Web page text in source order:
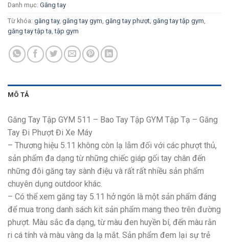
Danh mục: Găng tay
Từ khóa: găng tay, găng tay gym găng tay phượt găng tay tập gym
găng tay tập tạ ,tập gym
MÔ TẢ
Găng Tay Tập GYM 511 – Bao Tay Tập GYM Tập Tạ – Găng
Tay Đi Phượt Đi Xe Máy
– Thương hiệu 5.11 không còn lạ lẫm đối với các phượt thủ,
sản phẩm đa dạng từ những chiếc giáp gối tay chân đến
những đôi găng tay sành điệu và rất rất nhiều sản phẩm
chuyên dụng outdoor khác.
– Có thể xem găng tay 5.11 hở ngón là một sản phẩm đáng
để mua trong danh sách kit sản phẩm mang theo trên đường
phượt. Màu sắc đa dạng, từ màu đen huyền bí, đến màu rằn
ri cá tính và màu vàng da lạ mắt. Sản phẩm đem lại sự trẻ